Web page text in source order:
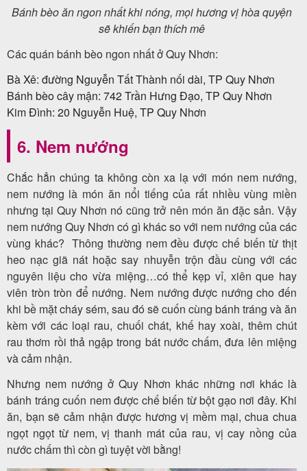
Bánh bèo ăn ngon nhất khi nóng, mọi hương vị hòa quyện
sẽ khiến bạn thích mê
Các quán bánh bèo ngon nhất ở Quy Nhơn:
Bà Xê: đường Nguyễn Tất Thành nối dài, TP Quy Nhơn
Bánh bèo cây mận: 742 Trần Hưng Đạo, TP Quy Nhơn
Kim Đình: 20 Nguyễn Huệ, TP Quy Nhơn
6. Nem nướng
Chắc hẳn chúng ta không còn xa lạ với món nem nướng,
nem nướng là món ăn nổi tiếng của rất nhiều vùng miền
nhưng tại Quy Nhơn nó cũng trở nên món ăn đặc sản. Vậy
nem nướng Quy Nhơn có gì khác so với nem nướng của các
vùng khác? Thông thường nem đều được chế biến từ thịt
heo nạc giã nát hoặc say nhuyễn trộn đầu cùng với các
nguyên liệu cho vừa miệng…có thể kẹp vỉ, xiên que hay
viên tròn tròn để nướng. Nem nướng được nướng cho đến
khi bề mặt cháy sém, sau đó sẽ cuốn cùng bánh tráng và ăn
kèm với các loại rau, chuối chát, khế hay xoài, thêm chút
rau thơm rồi thả ngập trong bát nước chấm, đưa lên miệng
và cảm nhận.
Nhưng nem nướng ở Quy Nhơn khác những nơi khác là
bánh tráng cuốn nem được chế biến từ bột gạo nơi đây. Khi
ăn, bạn sẽ cảm nhận được hương vị mềm mại, chua chua
ngọt ngọt từ nem, vị thanh mát của rau, vị cay nồng của
nước chấm thì còn gì tuyệt vời bằng!